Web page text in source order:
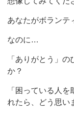
あなたがボランテ
なのに…
「ありがとう」
か？
「困っている人
れたら、どう思い